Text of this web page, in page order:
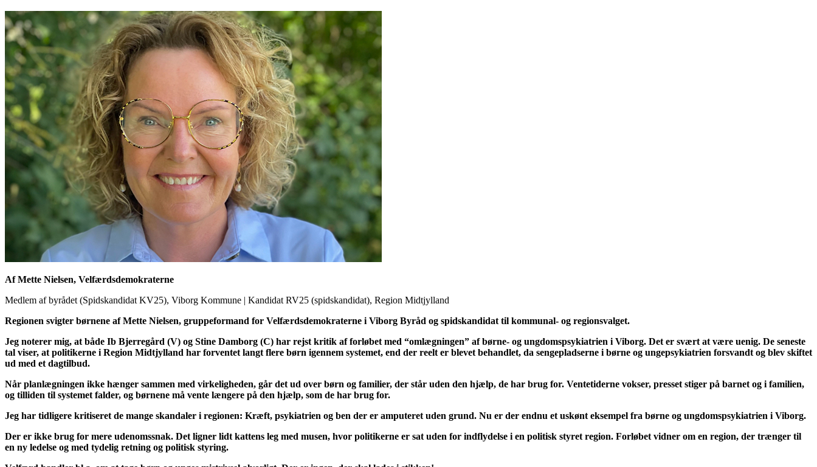
Af Mette Nielsen, Velfærdsdemokraterne
Medlem af byrådet (Spidskandidat KV25), Viborg Kommune | Kandidat RV25 (spidskandidat), Region Midtjylland
Regionen svigter børnene af Mette Nielsen, gruppeformand for Velfærdsdemokraterne i Viborg Byråd og spidskandidat til kommunal- og regionsvalget.
Jeg noterer mig, at både Ib Bjerregård (V) og Stine Damborg (C) har rejst kritik af forløbet med “omlægningen” af børne- og ungdomspsykiatrien i Viborg. Det er svært at være uenig. De seneste
tal viser, at politikerne i Region Midtjylland har forventet langt flere børn igennem systemet, end der reelt er blevet behandlet, da sengepladserne i børne og ungepsykiatrien forsvandt og blev skiftet
ud med et dagtilbud.
Når planlægningen ikke hænger sammen med virkeligheden, går det ud over børn og familier, der står uden den hjælp, de har brug for. Ventetiderne vokser, presset stiger på barnet og i familien,
og tilliden til systemet falder, og børnene må vente længere på den hjælp, som de har brug for.
Jeg har tidligere kritiseret de mange skandaler i regionen: Kræft, psykiatrien og ben der er amputeret uden grund. Nu er der endnu et uskønt eksempel fra børne og ungdomspsykiatrien i Viborg.
Der er ikke brug for mere udenomssnak. Det ligner lidt kattens leg med musen, hvor politikerne er sat uden for indflydelse i en politisk styret region. Forløbet vidner om en region, der trænger til
en ny ledelse og med tydelig retning og politisk styring.